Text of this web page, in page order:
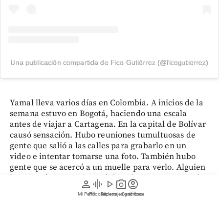
person
Mi Perfil
graphic_eq
Pódcast
play_arrow
Videos
photo_camera
Reportajes gráficos
account_circle
Suscríbete
Una publicación compartida de Fico Gutiérrez (@ficogutierrez)
Yamal lleva varios días en Colombia. A inicios de la
semana estuvo en Bogotá, haciendo una escala
antes de viajar a Cartagena. En la capital de Bolívar
causó sensación. Hubo reuniones tumultuosas de
gente que salió a las calles para grabarlo en un
video e intentar tomarse una foto. También hubo
gente que se acercó a un muelle para verlo. Alguien
le entregó una camiseta del Real Cartagena que el
futbolista recibió y se llevó.